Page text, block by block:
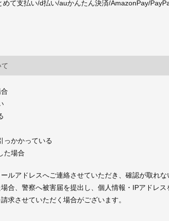
て支払い/d払い/auかんたん決済/AmazonPay/
っかかっている
た場合
ルアドレスへご連絡させていただき、確認が取れ
合、警察へ被害届を提出し、個人情報・IPアドレス
求させていただく場合がございます。